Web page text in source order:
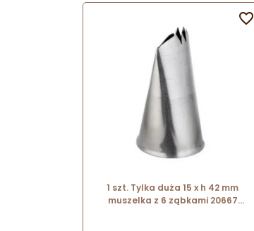
1 szt. Tylka duża 15 x h 42 mm
muszelka z 6 ząbkami 20667
